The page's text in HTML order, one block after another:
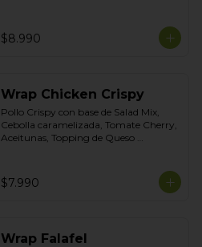
$8.990
Wrap Chicken Crispy
Pollo Crispy con base de Salad Mix,
Cebolla caramelizada, Tomate Cherry,
Aceitunas, Topping de Queso
$7.990
Wrap Falafel